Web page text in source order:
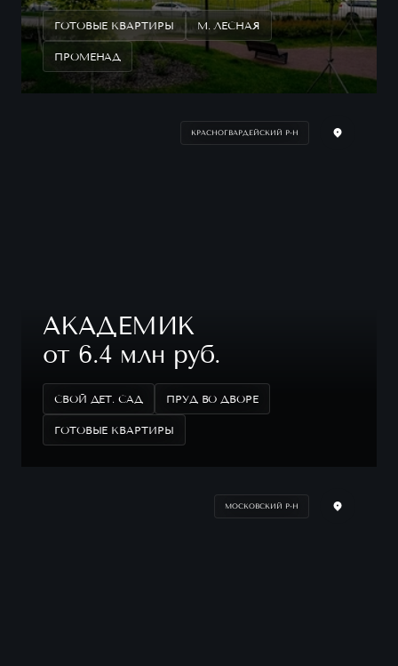
ГОТОВЫЕ КВАРТИРЫ М. ЛЕСНАЯ
ПРОМЕНАД
КРАСНОГВАРДЕЙСКИЙ Р-Н
АКАДЕМИК
от 6.4 млн руб.
СВОЙ ДЕТ. САД ПРУД ВО ДВОРЕ
ГОТОВЫЕ КВАРТИРЫ
МОСКОВСКИЙ Р-Н